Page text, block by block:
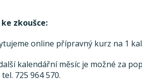
zkoušce:
online přípravný kurz na 1
kalendářní měsíc je možné za
725 964 570.